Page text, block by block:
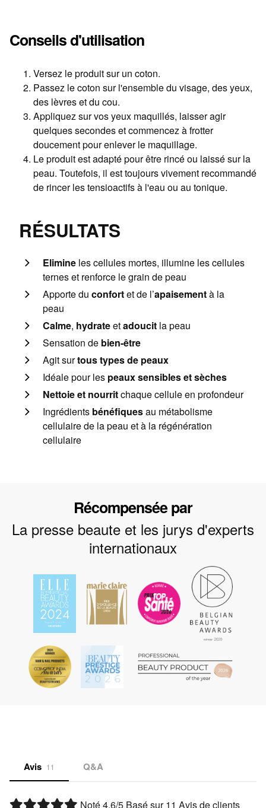
Conseils d'utilisation
Versez le produit sur un coton.
Passez le coton sur l'ensemble du visage, des yeux,
des lèvres et du cou.
Appliquez sur vos yeux maquillés, laisser agir
quelques secondes et commencez à frotter
doucement pour enlever le maquillage.
Le produit est adapté pour être rincé ou laissé sur la
peau. Toutefois, il est toujours vivement recommandé
de rincer les tensioactifs à l'eau ou au tonique.
RÉSULTATS
Elimine les cellules mortes, illumine les cellules
ternes et renforce le grain de peau
Apporte du confortet de l’apaisementà la
peau
Calme, hydrateetadoucit la peau
Sensation de bien-être
Agit surtous types de peaux
Idéale pour les peaux sensibles et sèches
Nettoie et nourritchaque cellule en profondeur
Ingrédients bénéfiquesau métabolisme
cellulaire de la peau et à la régénération
cellulaire
Récompensée par
La presse beaute et les jurys d'experts
internationaux
Avis 11 Q&A
Noté4.6/5 Basé sur11 Avis de clients